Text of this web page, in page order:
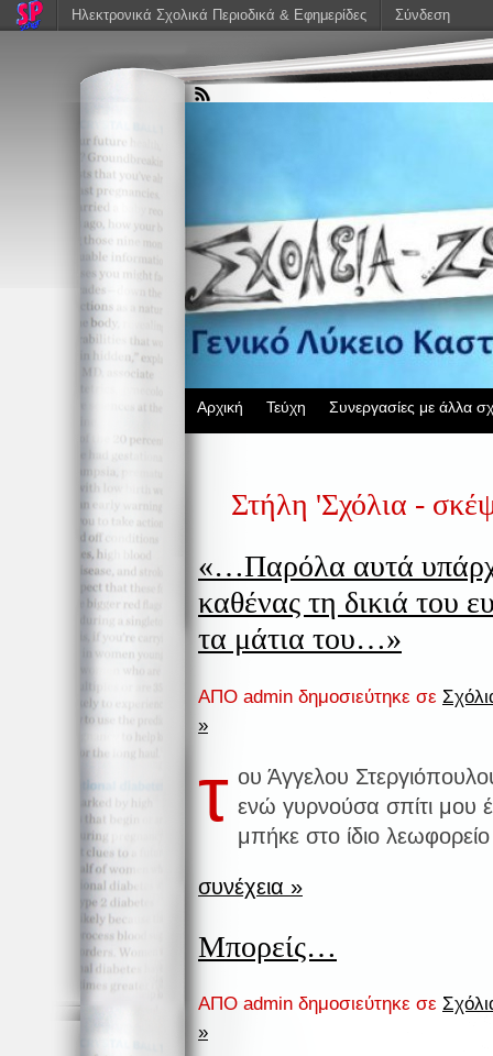
Αρχική Τεύχη Συνεργασίες με άλλα
Στήλη 'Σχόλια -
«…Παρόλα αυτά
καθένας τη δικιά του
τα μάτια του…»
ΑΠΟ admin δημοσιεύτηκε σε
»
τ ου Άγγελου
ενώ γυρνούσα σπίτι
μπήκε στο ίδιο
συνέχεια »
Μπορείς…
ΑΠΟ admin δημοσιεύτηκε σε
»
Ηλεκτρονικά Σχολικά Περιοδικά & Εφημερίδες Σύνδεση